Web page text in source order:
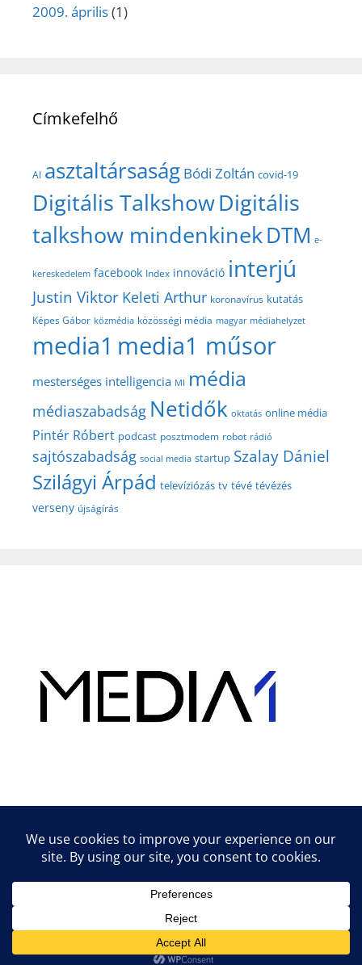
2009. április(1)
Címkefelhő
AI asztaltársaság Bódi Zoltán covid-19
Digitális TalkshowDigitális
talkshow mindenkinekDTM e-
kereskedelem facebook Index innováció interjú
Justin Viktor Keleti Arthur koronavírus kutatás
Képes Gábor közmédia közösségi média magyar médiahelyzet
media1 media1 műsor
mesterséges intelligencia MI média
médiaszabadság Netidők oktatás online média
Pintér Róbert podcast posztmodem robot rádió
sajtószabadság social media startup Szalay Dániel
Szilágyi Árpád televíziózás tv tévé tévézés
verseny újságírás
Lifestyle tippek & trükkök
© 2026 vipcast.hu powered by Media1• Készült
GeneratePress